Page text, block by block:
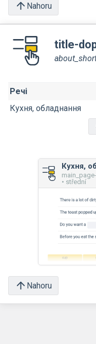
Nahoru
title-
Речі
Кухня, обладнання
Кухня,
• střední
Nahoru